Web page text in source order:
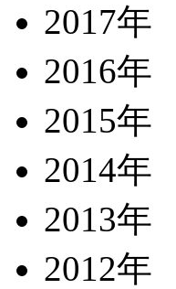
2017年
2016年
2015年
2014年
2013年
2012年